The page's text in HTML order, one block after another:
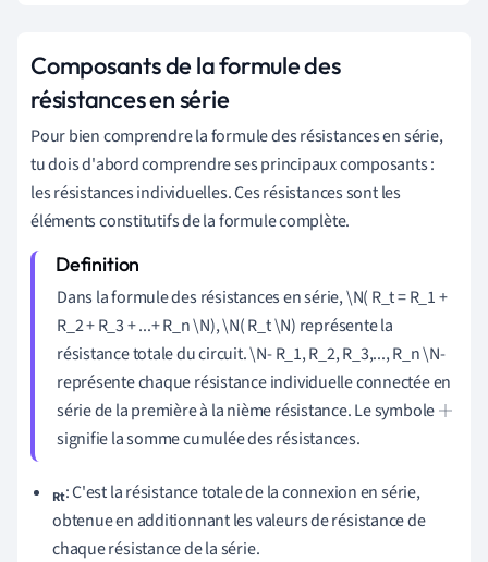
Composants de la formule des
résistances en série
Pour bien comprendre la formule des résistances en série,
tu dois d'abord comprendre ses principaux composants :
les résistances individuelles. Ces résistances sont les
éléments constitutifs de la formule complète.
Dans la formule des résistances en série, \N( R_t = R_1 +
R_2 + R_3 + ...+ R_n \N), \N( R_t \N) représente la
résistance totale du circuit. \N- R_1, R_2, R_3,..., R_n \N-
représente chaque résistance individuelle connectée en
série de la première à la nième résistance. Le symbole+
signifie la somme cumulée des résistances.
Rt: C'est la résistance totale de la connexion en série,
obtenue en additionnant les valeurs de résistance de
chaque résistance de la série.